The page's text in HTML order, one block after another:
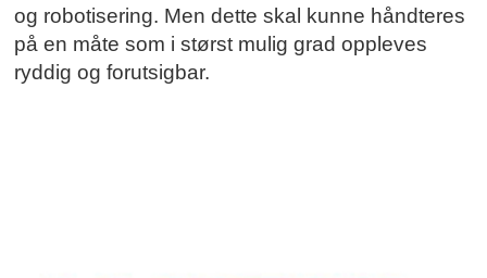
og robotisering. Men dette skal kunne håndteres
på en måte som i størst mulig grad oppleves
ryddig og forutsigbar.